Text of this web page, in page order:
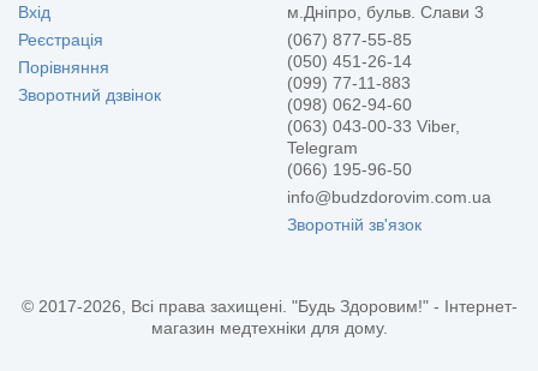
Вхід
Реєстрація
Порівняння
Зворотний дзвінок
м.Дніпро, бульв. Слави 3
(067) 877-55-85
(050) 451-26-14
(099) 77-11-883
(098) 062-94-60
(063) 043-00-33 Viber,
Telegram
(066) 195-96-50
info@budzdorovim.com.ua
Зворотній зв'язок
© 2017-2026, Всі права захищені. "Будь Здоровим!" - Інтернет-
магазин медтехніки для дому.